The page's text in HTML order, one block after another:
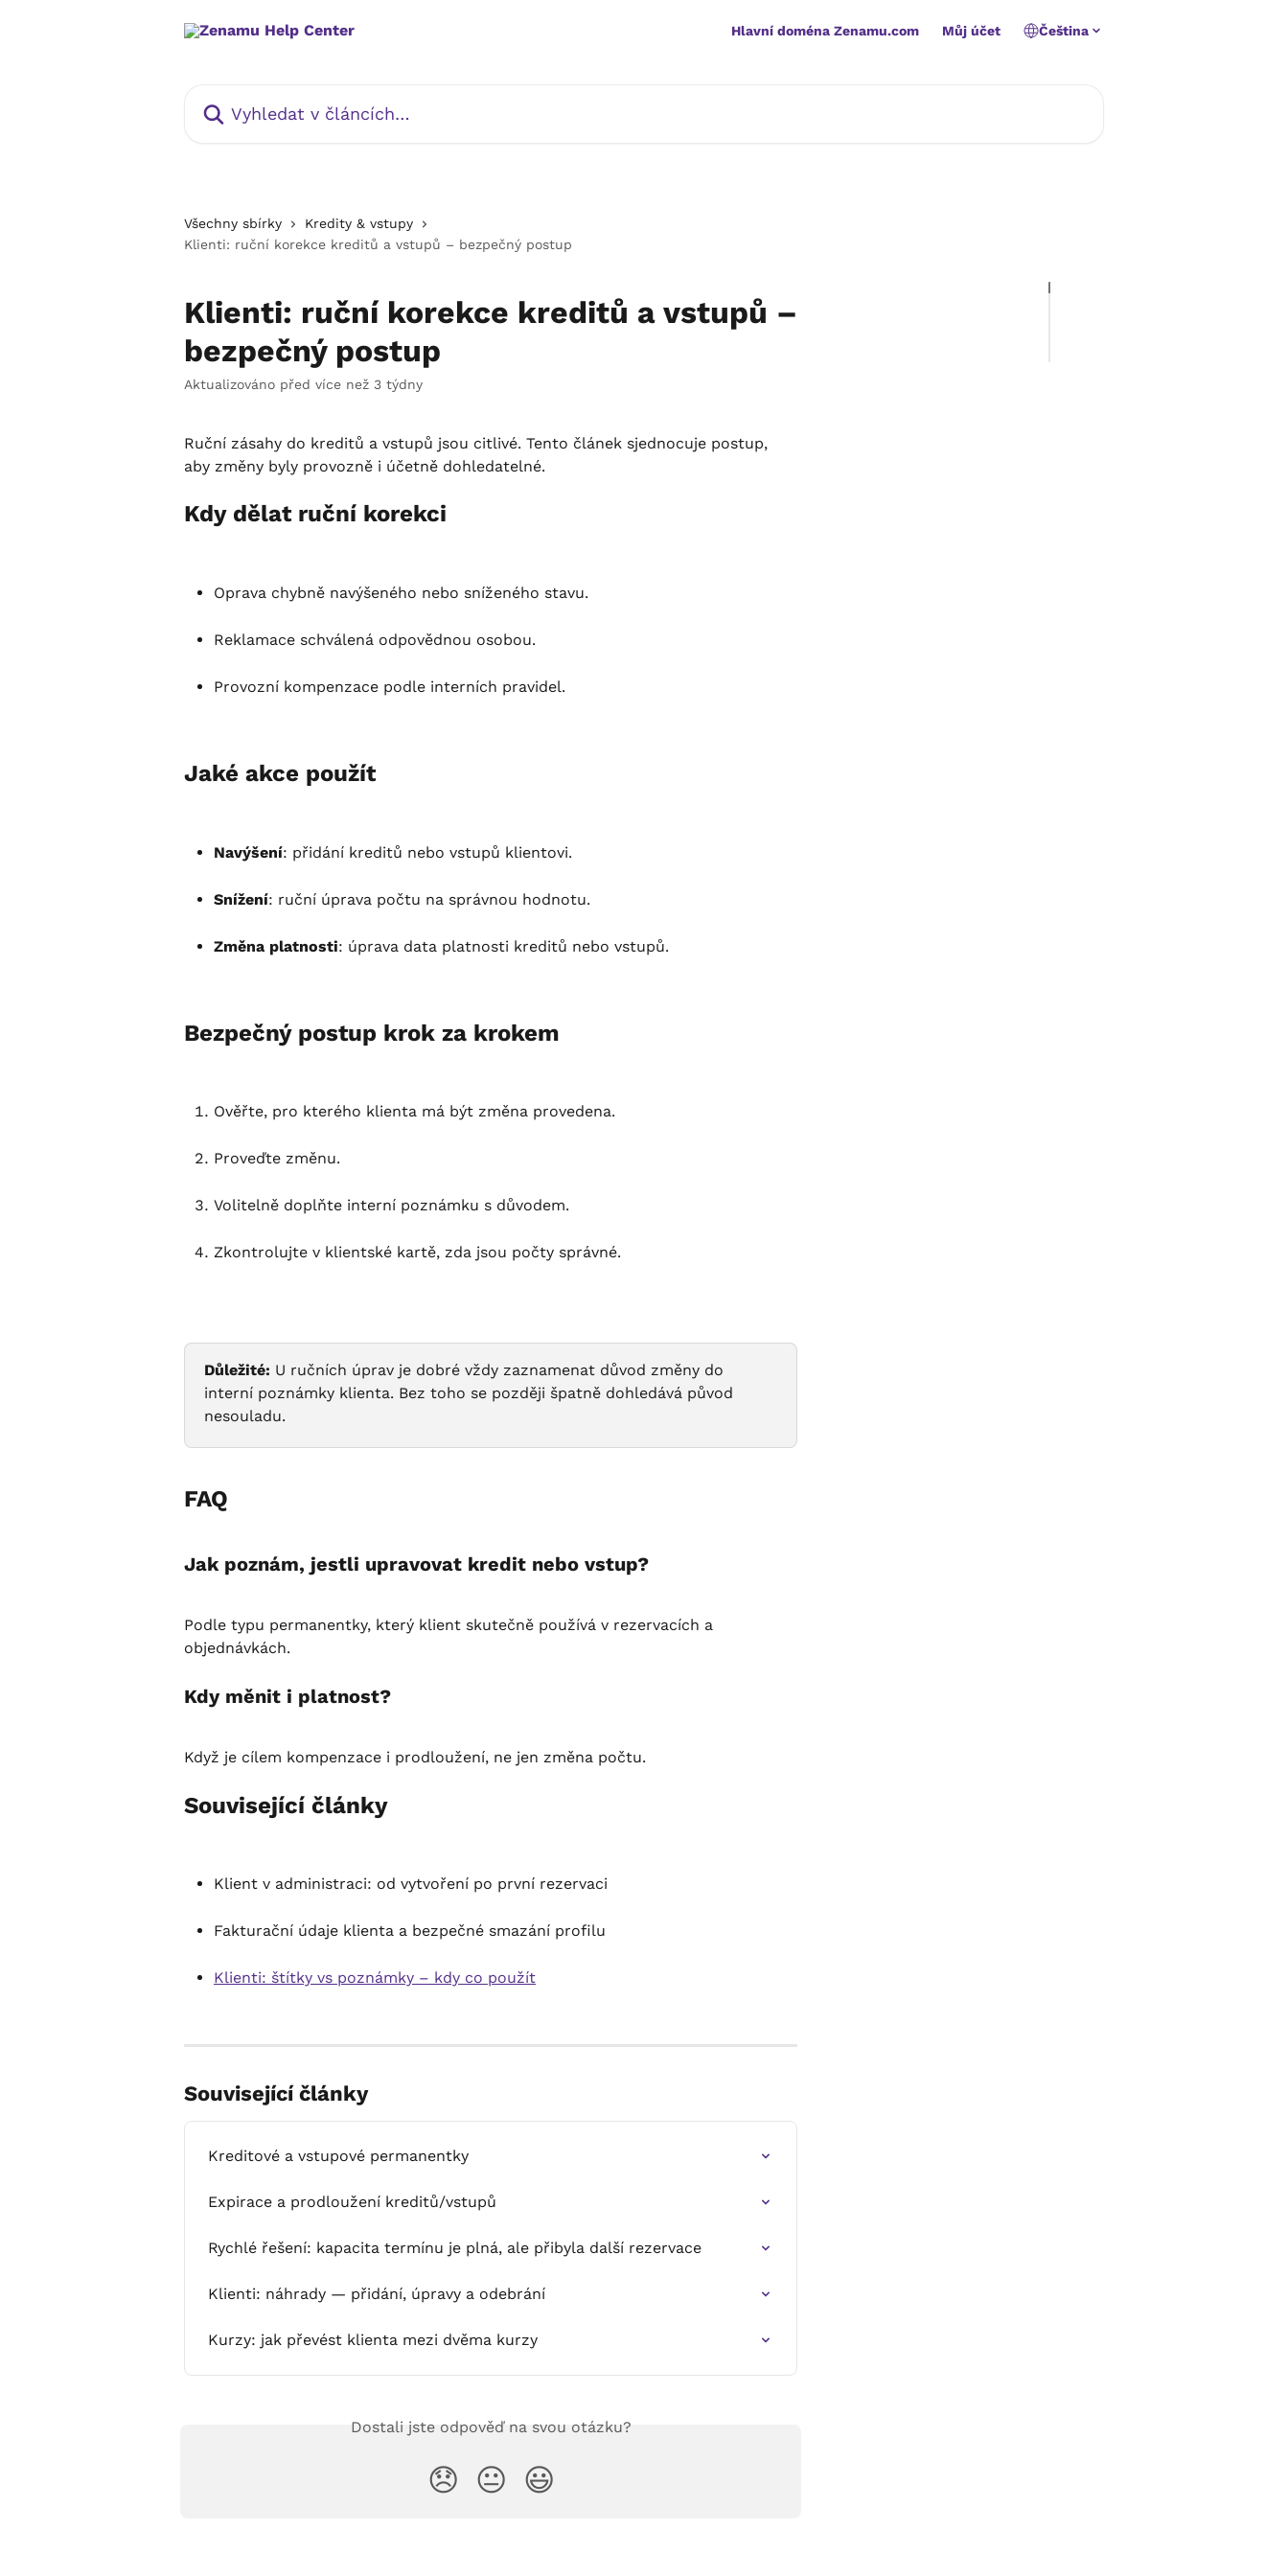
Hlavní doména Zenamu.com Můj účet Čeština
Všechny sbírky
Kredity & vstupy
Klienti: ruční korekce kreditů a vstupů – bezpečný postup
Klienti: ruční korekce kreditů a vstupů –
bezpečný postup
Aktualizováno před více než 3 týdny
Ruční zásahy do kreditů a vstupů jsou citlivé. Tento článek sjednocuje postup,
aby změny byly provozně i účetně dohledatelné.
Kdy dělat ruční korekci
Oprava chybně navýšeného nebo sníženého stavu.
Reklamace schválená odpovědnou osobou.
Provozní kompenzace podle interních pravidel.
Jaké akce použít
Navýšení: přidání kreditů nebo vstupů klientovi.
Snížení: ruční úprava počtu na správnou hodnotu.
Změna platnosti: úprava data platnosti kreditů nebo vstupů.
Bezpečný postup krok za krokem
Ověřte, pro kterého klienta má být změna provedena.
Proveďte změnu.
Volitelně doplňte interní poznámku s důvodem.
Zkontrolujte v klientské kartě, zda jsou počty správné.
Důležité: U ručních úprav je dobré vždy zaznamenat důvod změny do
interní poznámky klienta. Bez toho se později špatně dohledává původ
nesouladu.
FAQ
Jak poznám, jestli upravovat kredit nebo vstup?
Podle typu permanentky, který klient skutečně používá v rezervacích a
objednávkách.
Kdy měnit i platnost?
Když je cílem kompenzace i prodloužení, ne jen změna počtu.
Související články
Klient v administraci: od vytvoření po první rezervaci
Fakturační údaje klienta a bezpečné smazání profilu
Klienti: štítky vs poznámky – kdy co použít
Související články
Kreditové a vstupové permanentky
Expirace a prodloužení kreditů/vstupů
Rychlé řešení: kapacita termínu je plná, ale přibyla další rezervace
Klienti: náhrady — přidání, úpravy a odebrání
Kurzy: jak převést klienta mezi dvěma kurzy
Dostali jste odpověď na svou otázku?
😞 😐 😃